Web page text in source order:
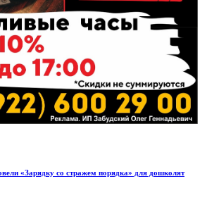
«Зарядку со стражем порядка» для дошколят